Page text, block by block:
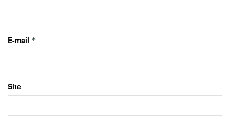
E-mail *
Site